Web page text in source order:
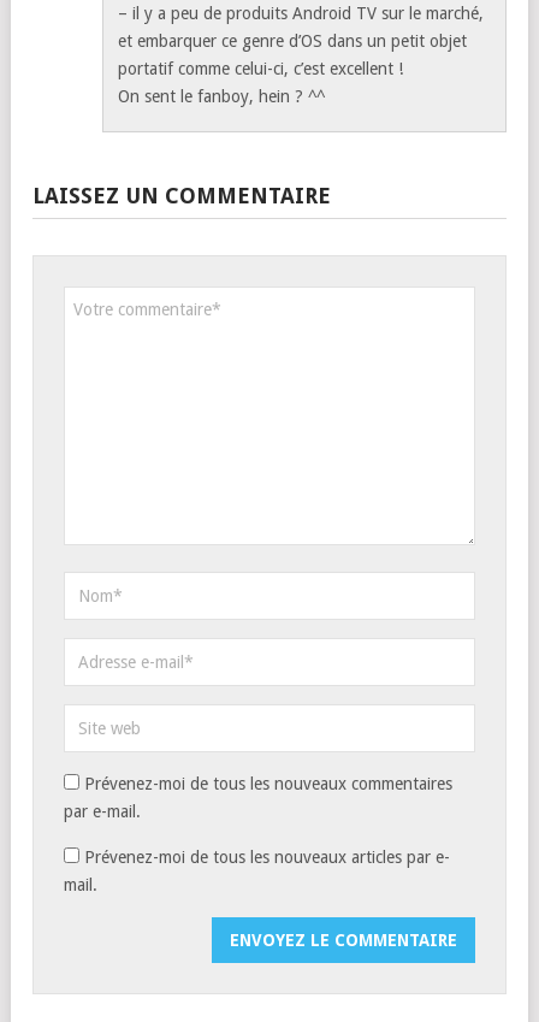
– il y a peu de produits Android TV sur le marché,
et embarquer ce genre d’OS dans un petit objet
portatif comme celui-ci, c’est excellent !
On sent le fanboy, hein ? ^^
LAISSEZ UN COMMENTAIRE
Prévenez-moi de tous les nouveaux commentaires
par e-mail.
Prévenez-moi de tous les nouveaux articles par e-
mail.